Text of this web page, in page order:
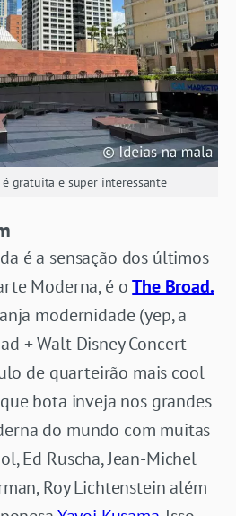
é gratuita e super interessante
é a sensação dos últimos
Moderna, é oThe Broad.
modernidade (yep, a
+ Walt Disney Concert
de quarteirão mais cool
bota inveja nos grandes
do mundo com muitas
Ed Ruscha, Jean-Michel
Roy Lichtenstein além